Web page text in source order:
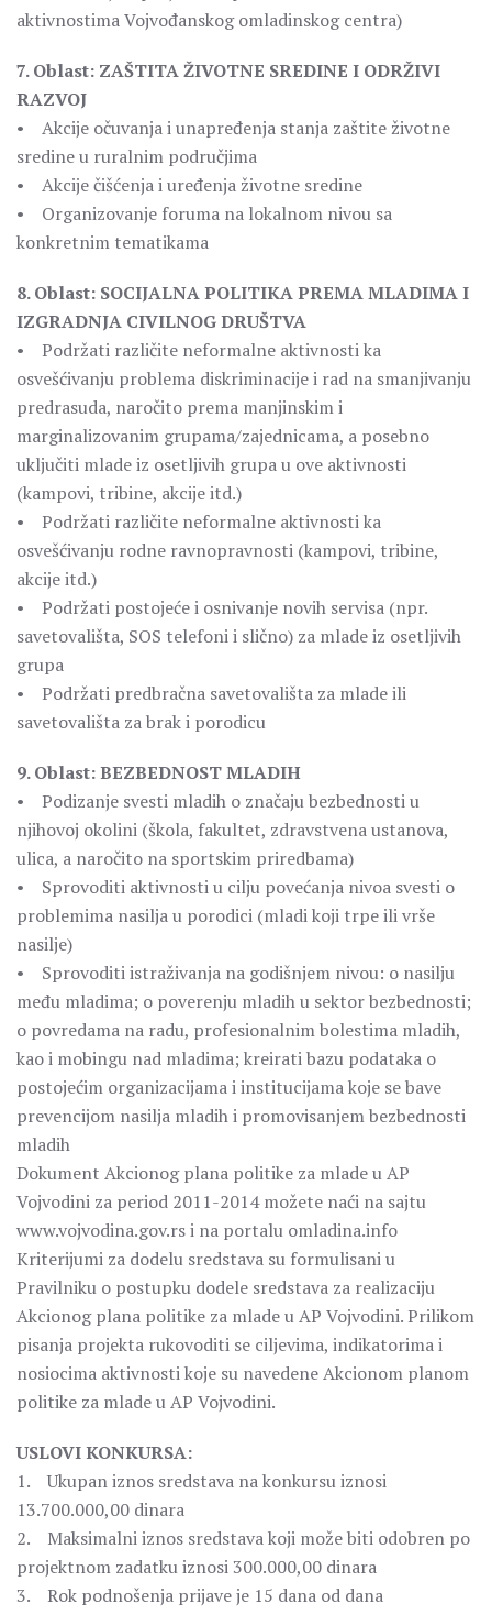
aktivnostima Vojvođanskog omladinskog centra)
7. Oblast: ZAŠTITA ŽIVOTNE SREDINE I ODRŽIVI
RAZVOJ
• Akcije očuvanja i unapređenja stanja zaštite životne
sredine u ruralnim područjima
• Akcije čišćenja i uređenja životne sredine
• Organizovanje foruma na lokalnom nivou sa
konkretnim tematikama
8. Oblast: SOCIJALNA POLITIKA PREMA MLADIMA I
IZGRADNJA CIVILNOG DRUŠTVA
• Podržati različite neformalne aktivnosti ka
osvešćivanju problema diskriminacije i rad na smanjivanju
predrasuda, naročito prema manjinskim i
marginalizovanim grupama/zajednicama, a posebno
uključiti mlade iz osetljivih grupa u ove aktivnosti
(kampovi, tribine, akcije itd.)
• Podržati različite neformalne aktivnosti ka
osvešćivanju rodne ravnopravnosti (kampovi, tribine,
akcije itd.)
• Podržati postojeće i osnivanje novih servisa (npr.
savetovališta, SOS telefoni i slično) za mlade iz osetljivih
grupa
• Podržati predbračna savetovališta za mlade ili
savetovališta za brak i porodicu
9. Oblast: BEZBEDNOST MLADIH
• Podizanje svesti mladih o značaju bezbednosti u
njihovoj okolini (škola, fakultet, zdravstvena ustanova,
ulica, a naročito na sportskim priredbama)
• Sprovoditi aktivnosti u cilju povećanja nivoa svesti o
problemima nasilja u porodici (mladi koji trpe ili vrše
nasilje)
• Sprovoditi istraživanja na godišnjem nivou: o nasilju
među mladima; o poverenju mladih u sektor bezbednosti;
o povredama na radu, profesionalnim bolestima mladih,
kao i mobingu nad mladima; kreirati bazu podataka o
postojećim organizacijama i institucijama koje se bave
prevencijom nasilja mladih i promovisanjem bezbednosti
mladih
Dokument Akcionog plana politike za mlade u AP
Vojvodini za period 2011-2014 možete naći na sajtu
www.vojvodina.gov.rs i na portalu omladina.info
Kriterijumi za dodelu sredstava su formulisani u
Pravilniku o postupku dodele sredstava za realizaciju
Akcionog plana politike za mlade u AP Vojvodini. Prilikom
pisanja projekta rukovoditi se ciljevima, indikatorima i
nosiocima aktivnosti koje su navedene Akcionom planom
politike za mlade u AP Vojvodini.
USLOVI KONKURSA:
1. Ukupan iznos sredstava na konkursu iznosi
13.700.000,00 dinara
2. Maksimalni iznos sredstava koji može biti odobren po
projektnom zadatku iznosi 300.000,00 dinara
3. Rok podnošenja prijave je 15 dana od dana